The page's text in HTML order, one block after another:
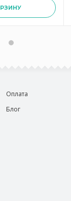
Оплата
Блог